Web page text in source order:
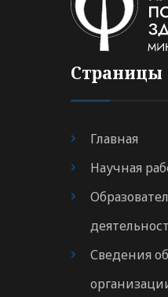
Страницы
Главная
Научная
Сведения